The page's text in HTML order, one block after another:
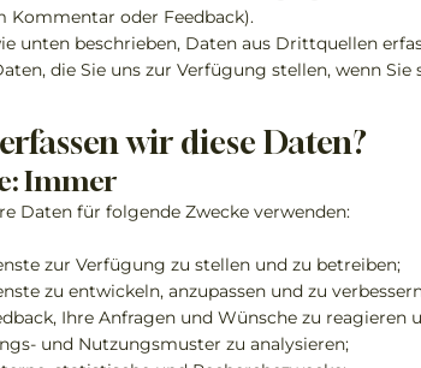
Kommentar oder Feedback).
unten beschrieben, Daten aus Drittquellen
die Sie uns zur Verfügung stellen, wenn
wir diese Daten?
Immer
Daten für folgende Zwecke verwenden:
zur Verfügung zu stellen und zu betreiben;
zu entwickeln, anzupassen und zu
Ihre Anfragen und Wünsche zu reagieren
und Nutzungsmuster zu analysieren;